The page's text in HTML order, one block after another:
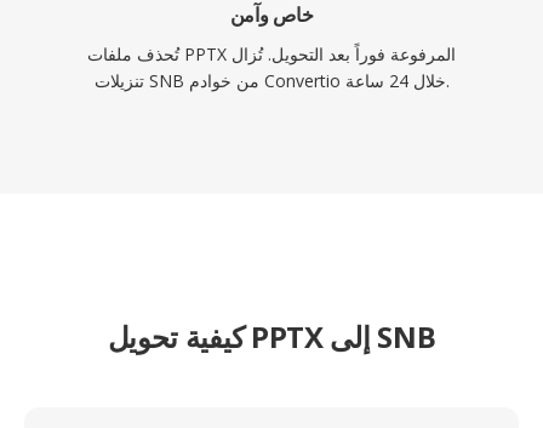
خاص وآمن
تُحذف ملفات PPTX المرفوعة فوراً بعد التحويل. تُزال
تنزيلات SNB من خوادم Convertio خلال 24 ساعة.
كيفية تحويل PPTX إلى SNB